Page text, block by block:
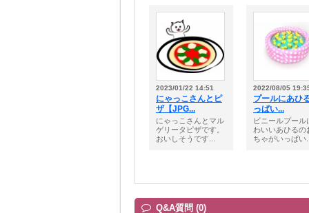
2023/01/22 14:51
にゃっこさんとピ
ザ【JPG...
にゃっこさんとマル
ゲリータピザです。
おいしそうです...
2022/08/05
プールにあひ
っぱい...
ビニールプール
わいいあひるの
ちゃがいっぱい
Q&A質問 (0)